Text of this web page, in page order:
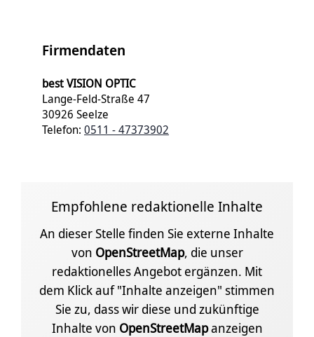
Firmendaten
best VISION OPTIC
Lange-Feld-Straße 47
30926 Seelze
Telefon: 0511 - 47373902
Empfohlene redaktionelle Inhalte
An dieser Stelle finden Sie externe Inhalte
von OpenStreetMap, die unser
redaktionelles Angebot ergänzen. Mit
dem Klick auf "Inhalte anzeigen" stimmen
Sie zu, dass wir diese und zukünftige
Inhalte von OpenStreetMapanzeigen